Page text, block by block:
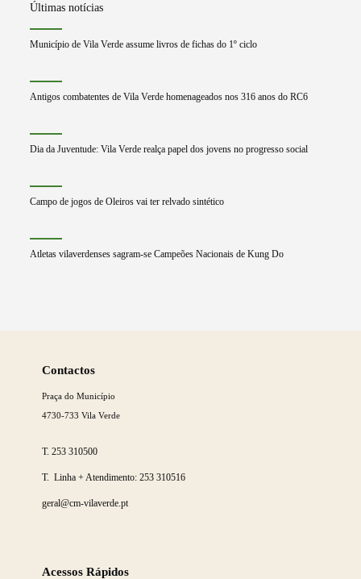
Últimas notícias
Município de Vila Verde assume livros de fichas do 1º ciclo
Antigos combatentes de Vila Verde homenageados nos 316 anos do RC6
Dia da Juventude: Vila Verde realça papel dos jovens no progresso social
Campo de jogos de Oleiros vai ter relvado sintético
Atletas vilaverdenses sagram-se Campeões Nacionais de Kung Do
Contactos
Praça do Município
4730-733 Vila Verde
T.253 310500
T. Linha + Atendimento: 253 310516
geral@cm-vilaverde.pt
Acessos Rápidos